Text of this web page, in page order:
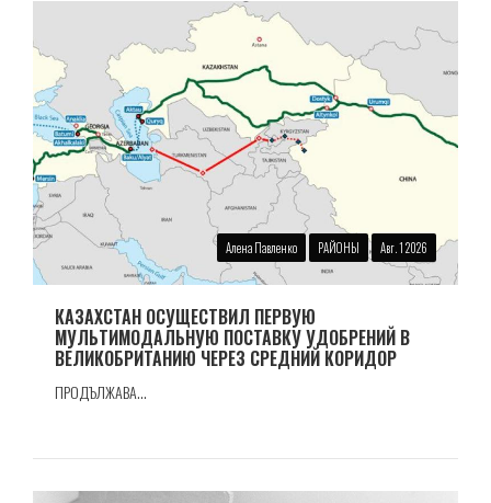
Алена Павленко РАЙОНЫ Авг. 1 2026
КАЗАХСТАН ОСУЩЕСТВИЛ ПЕРВУЮ
МУЛЬТИМОДАЛЬНУЮ ПОСТАВКУ УДОБРЕНИЙ В
ВЕЛИКОБРИТАНИЮ ЧЕРЕЗ СРЕДНИЙ КОРИДОР
ПРОДЪЛЖАВА...